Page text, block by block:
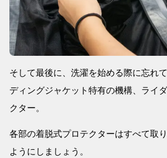
そして最後に、洗濯を始める際に忘れ
ディングジャケット特有の機構、ライ
クター。
各部の着脱式プロテクターはすべて取
ようにしましょう。